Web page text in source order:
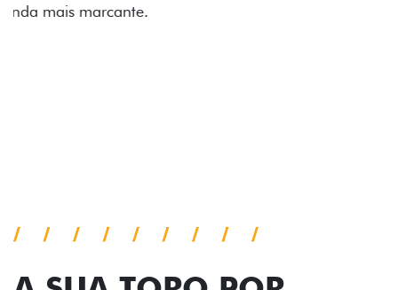
comemorativa.
TODOS OS ÂNGULOS